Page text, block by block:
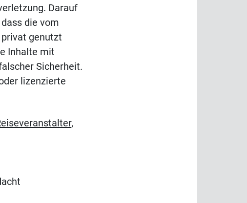
Darauf
die vom
genutzt
Inhalte mit
Sicherheit.
lizenzierte
,